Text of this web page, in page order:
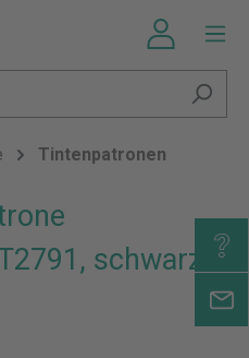
Tintenpatronen
schwarz